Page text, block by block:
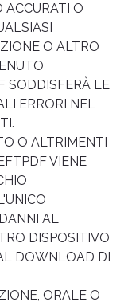
ACCURATI O
O ALTRO
SODDISFERÀ LE
ERRORI NEL
O ALTRIMENTI
VIENE
AL
DISPOSITIVO
DOWNLOAD DI
ORALE O